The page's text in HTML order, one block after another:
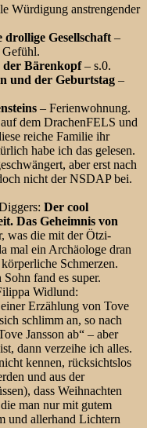
Würdigung anstrengender
Gesellschaft –
Gefühl.
der Bärenkopf– s.0.
und der Geburtstag –
– Ferienwohnung.
dem DrachenFELS und
reiche Familie ihr
habe ich das gelesen.
aber erst nach
nicht der NSDAP bei.
Der cool
Das Geheimnis von
was die mit der Ötzi-
mal ein Archäologe dran
Schmerzen.
fand es super.
Widlund:
Erzählung von Tove
schlimm an, so nach
Jansson ab“ – aber
dann verzeihe ich alles.
kennen, rücksichtslos
und aus der
dass Weihnachten
man nur mit gutem
und allerhand Lichtern